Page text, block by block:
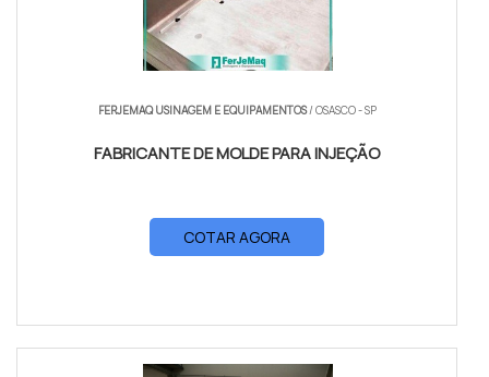
FERJEMAQ USINAGEM E EQUIPAMENTOS/ OSASCO - SP
FABRICANTE DE MOLDE PARA INJEÇÃO
COTAR AGORA